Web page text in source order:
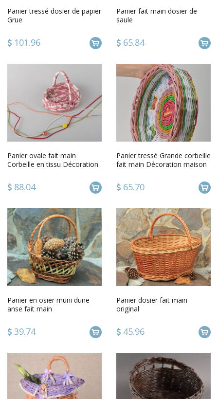
Panier tressé dosier de papier
Grue
101.96
Panier fait main dosier de
saule
65.84
Panier ovale fait main
Corbeille en tissu Décoration
88.04
Panier tressé Grande corbeille
fait main Décoration maison
65.70
Panier en osier muni dune
anse fait main
39.74
Panier dosier fait main
original
45.96